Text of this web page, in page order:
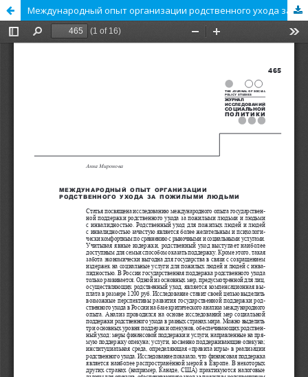
Международный опыт организации родственного ухода за пожилыми людьми